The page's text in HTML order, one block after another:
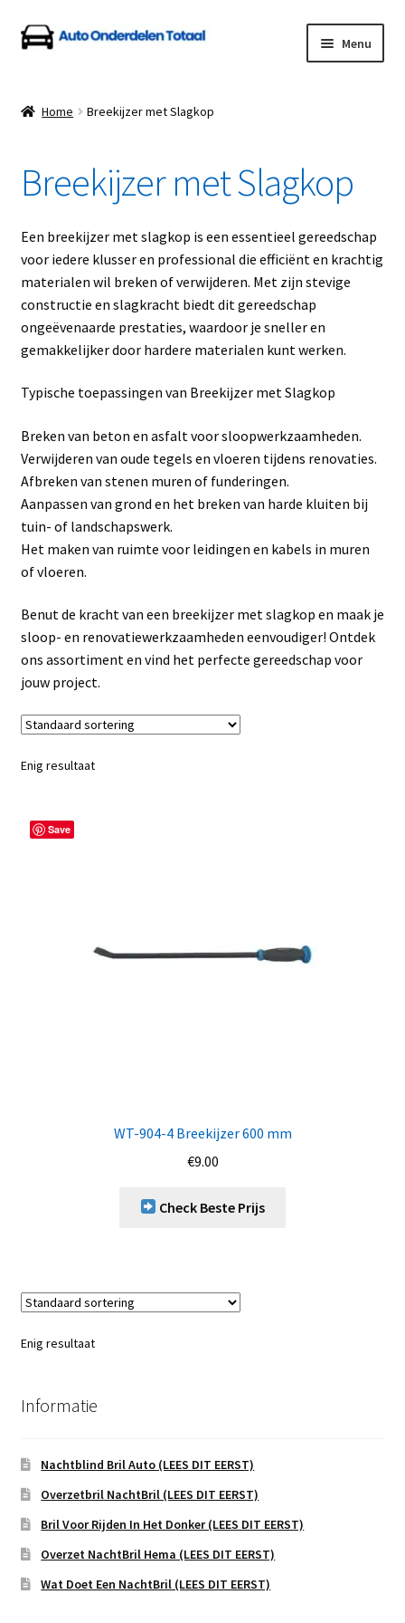
Ga
door
navigatie
Ga
naar
inhoud
Menu
Auto Onderdelen Shop
Betalen en Verzenden
Blog
Contact
My account
Over Ons
Overzicht
Privacybeleid
Retourbeleid
Videos
Winkelwagen
Home Breekijzer met Slagkop
Breekijzer met Slagkop
Een breekijzer met slagkop is een essentieel gereedschap
voor iedere klusser en professional die efficiënt en krachtig
materialen wil breken of verwijderen. Met zijn stevige
constructie en slagkracht biedt dit gereedschap
ongeëvenaarde prestaties, waardoor je sneller en
gemakkelijker door hardere materialen kunt werken.
Typische toepassingen van Breekijzer met Slagkop
Breken van beton en asfalt voor sloopwerkzaamheden.
Verwijderen van oude tegels en vloeren tijdens renovaties.
Afbreken van stenen muren of funderingen.
Aanpassen van grond en het breken van harde kluiten bij
tuin- of landschapswerk.
Het maken van ruimte voor leidingen en kabels in muren
of vloeren.
Benut de kracht van een breekijzer met slagkop en maak je
sloop- en renovatiewerkzaamheden eenvoudiger! Ontdek
ons assortiment en vind het perfecte gereedschap voor
jouw project.
Enig resultaat
Save
WT-904-4 Breekijzer 600 mm
€9.00
Check Beste Prijs
Enig resultaat
Informatie
Nachtblind Bril Auto (LEES DIT EERST)
Overzetbril NachtBril (LEES DIT EERST)
Bril Voor Rijden In Het Donker (LEES DIT EERST)
Overzet NachtBril Hema (LEES DIT EERST)
Wat Doet Een NachtBril (LEES DIT EERST)